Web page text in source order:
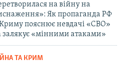
на війну на
Як пропаганда РФ
пояснює невдачі «СВО»
залякує «мінними атаками»
ТА КРИМ